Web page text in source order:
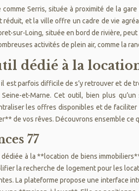
Serris, située à proximité de la
réduit, et la ville offre un cadre de vie
sur-Loing, située en bord de rivière,
activités de plein air, comme la
dédié à la
est parfois difficile de s’y retrouver et
et-Marne. Cet outil, bien plus
les offres disponibles et de
de vos rêves. Découvrons ensemble
77
à la **location de biens
la recherche de logement pour les
La plateforme propose une interface